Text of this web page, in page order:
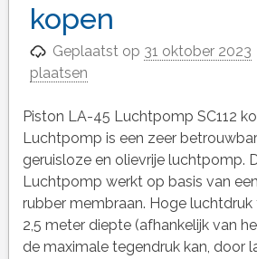
kopen
Geplaatst op 31 oktober 2023
plaatsen
Piston LA-45 Luchtpomp SC112
Luchtpomp is een zeer
geruisloze en olievrije luchtpomp.
Luchtpomp werkt op basis van
rubber membraan. Hoge
2,5 meter diepte (afhankelijk van
de maximale tegendruk kan, door